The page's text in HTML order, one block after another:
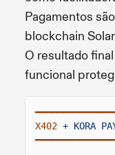
Pagamentos
blockchain
O resultado
funcional
X402 + KORA